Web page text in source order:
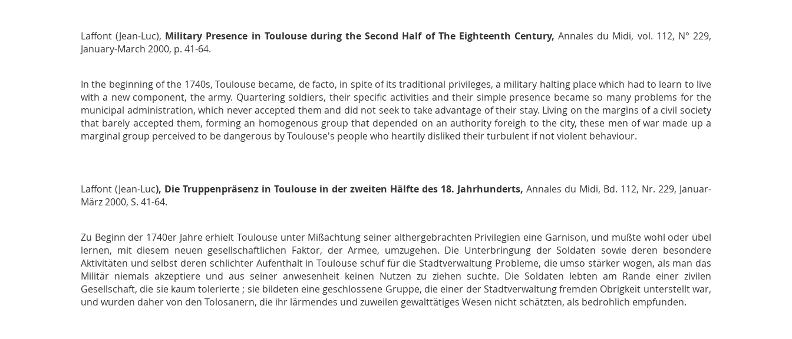
Laffont (Jean-Luc), Military Presence in Toulouse during the Second Half of The Eighteenth Century, Annales du Midi, vol. 112, N° 229,
January-March 2000, p. 41-64.
In the beginning of the 1740s, Toulouse became, de facto, in spite of its traditional privileges, a military halting place which had to learn to live
with a new component, the army. Quartering soldiers, their specific activities and their simple presence became so many problems for the
municipal administration, which never accepted them and did not seek to take advantage of their stay. Living on the margins of a civil society
that barely accepted them, forming an homogenous group that depended on an authority foreigh to the city, these men of war made up a
marginal group perceived to be dangerous by Toulouse's people who heartily disliked their turbulent if not violent behaviour.
Laffont (Jean-Luc), Die Truppenpräsenz in Toulouse in der zweiten Hälfte des 18. Jahrhunderts, Annales du Midi, Bd. 112, Nr. 229, Januar-
März 2000, S. 41-64.
Zu Beginn der 1740er Jahre erhielt Toulouse unter Mißachtung seiner althergebrachten Privilegien eine Garnison, und mußte wohl oder übel
lernen, mit diesem neuen gesellschaftlichen Faktor, der Armee, umzugehen. Die Unterbringung der Soldaten sowie deren besondere
Aktivitäten und selbst deren schlichter Aufenthalt in Toulouse schuf für die Stadtverwaltung Probleme, die umso stärker wogen, als man das
Militär niemals akzeptiere und aus seiner anwesenheit keinen Nutzen zu ziehen suchte. Die Soldaten lebten am Rande einer zivilen
Gesellschaft, die sie kaum tolerierte ; sie bildeten eine geschlossene Gruppe, die einer der Stadtverwaltung fremden Obrigkeit unterstellt war,
und wurden daher von den Tolosanern, die ihr lärmendes und zuweilen gewalttätiges Wesen nicht schätzten, als bedrohlich empfunden.